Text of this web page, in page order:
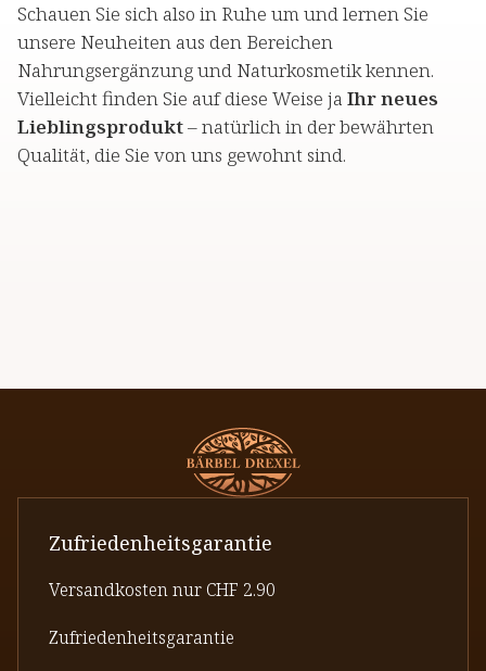
Schauen Sie sich also in Ruhe um und lernen Sie
unsere Neuheiten aus den Bereichen
Nahrungsergänzung und Naturkosmetik kennen.
Vielleicht finden Sie auf diese Weise ja Ihr neues
Lieblingsprodukt– natürlich in der bewährten
Qualität, die Sie von uns gewohnt sind.
Zufriedenheitsgarantie
Versandkosten nur CHF 2.90
Zufriedenheitsgarantie